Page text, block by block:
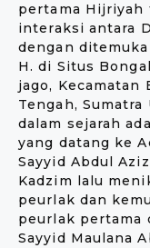
pertama Hijriyah
interaksi antara
dengan
H. di Situs
jago, Kecamatan
Tengah,
dalam sejarah
yang datang ke
Sayyid Abdul
Kadzim lalu
peurlak dan
peurlak pertama
Sayyid Maulana